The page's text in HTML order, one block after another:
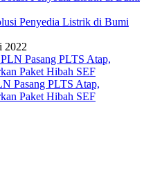
Penyedia Listrik di Bumi
2022
Pasang PLTS Atap,
Paket Hibah SEF